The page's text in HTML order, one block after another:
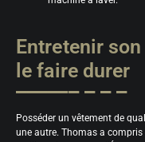
Entretenir
le faire durer
Posséder un vêtement de
une autre. Thomas a